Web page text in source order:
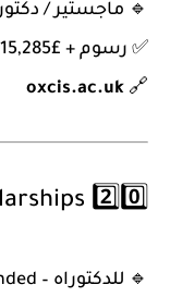
🔹 ماجستير /
✅ رسوم + £15,285
🔗
oxcis.ac.uk
2️⃣0️⃣
🔹 للدكتوراه – Fully Funded